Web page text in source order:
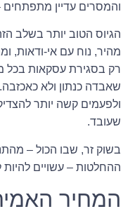
והמסרים עדיין
הגיוס הטוב יותר בשלב
מהיר, נוח עם אי-ודאות,
רק בסגירת עסקאות בכל
שאבדה כנתון ולא
ולפעמים קשה יותר
שעובד.
בשוק זר, שבו הכול –
ההחלטות – עשויים להיות
המחיר